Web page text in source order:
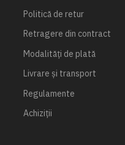
Politică de retur
Retragere din contract
Modalități de plată
Livrare și transport
Regulamente
Achiziții